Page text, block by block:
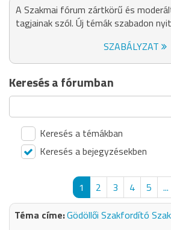
A Szakmai fórum zártkörű és
tagjainak szól. Új témák szabadon
SZABÁLYZAT
Keresés a fórumban
Keresés a témákban
Keresés a bejegyzésekben
1 2 3 4 5 ...
Gödöllői Szakfordító